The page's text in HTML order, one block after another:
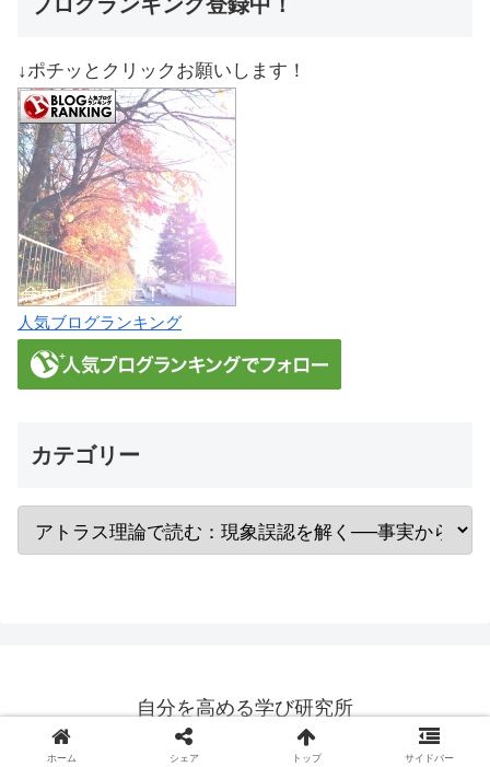
↓ポチッとクリックお願いします！
人気ブログランキング
カテゴリー
自分を高める学び研究所
© 2018-2026 自分を高める学び研究所.
ホーム シェア トップ サイドバー